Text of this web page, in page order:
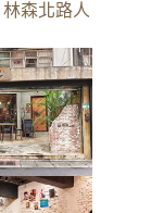
森北路人